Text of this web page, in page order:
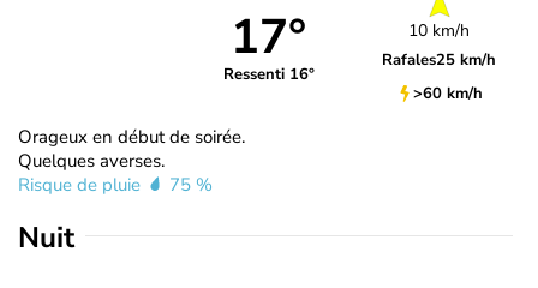
17°
Ressenti 16°
10 km/h
Rafales25 km/h
>60 km/h
Orageux en début de soirée.
Quelques averses.
Risque de pluie
75 %
Nuit